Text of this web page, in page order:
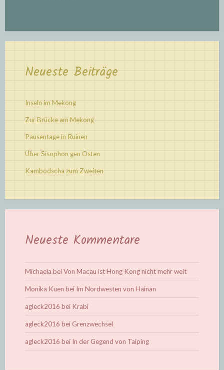
Neueste Beiträge
Inseln im Mekong
Zur Brücke am Mekong
Pausentage in Ruinen
Über Sisophon gen Osten
Kambodscha zum Zweiten
Neueste Kommentare
Michaela beiVon Macau ist Hong Kong nicht mehr weit
Monika Kuen bei Im Nordwesten von Hainan
agleck2016 bei Krabi
agleck2016 bei Grenzwechsel
agleck2016 bei In der Gegend von Taiping